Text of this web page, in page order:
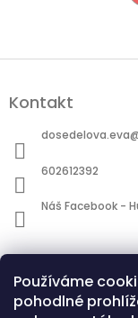
Používáme
pohodlné
pKontakt
dosedelova.eva
602612392
Náš Facebook -
Obchodní podmínky
Podmínky ochrany